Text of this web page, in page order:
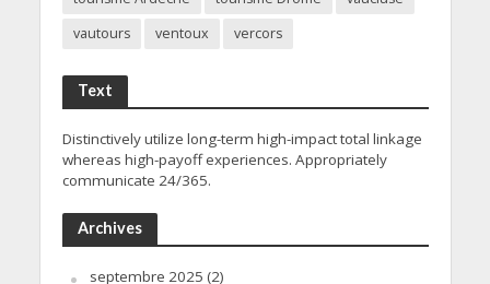
vautours
ventoux vercors
Text
Distinctively utilize long-term high-impact total linkage
whereas high-payoff experiences. Appropriately
communicate 24/365.
Archives
septembre 2025 (2)